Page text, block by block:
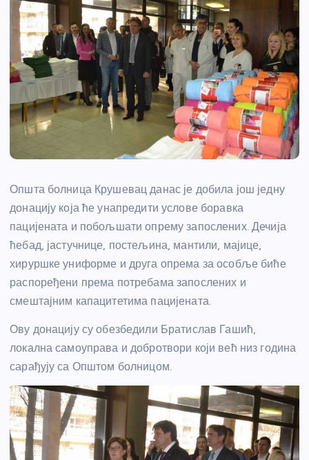
Општа болница Крушевац данас је добила још једну
донацију која ће унапредити услове боравка
пацијената и побољшати опрему запослених. Дечија
ћебад, јастучнице, постељина, мантили, мајице,
хируршке униформе и друга опрема за особље биће
распоређени према потребама запослених и
смештајним капацитетима пацијената.
Ову донацију су обезбедили Братислав Гашић,
локална самоуправа и добротвори који већ низ година
сарађују са Општом болницом.